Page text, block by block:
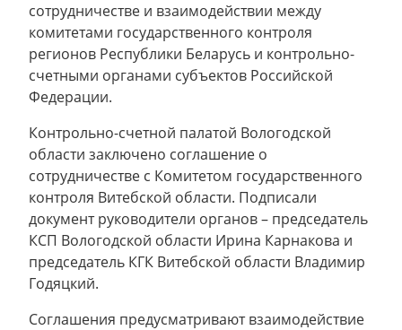
сотрудничестве и взаимодействии между
комитетами государственного контроля
регионов Республики Беларусь и контрольно-
счетными органами субъектов Российской
Федерации.
Контрольно-счетной палатой Вологодской
области заключено соглашение о
сотрудничестве с Комитетом государственного
контроля Витебской области. Подписали
документ руководители органов – председатель
КСП Вологодской области Ирина Карнакова и
председатель КГК Витебской области Владимир
Годяцкий.
Соглашения предусматривают взаимодействие